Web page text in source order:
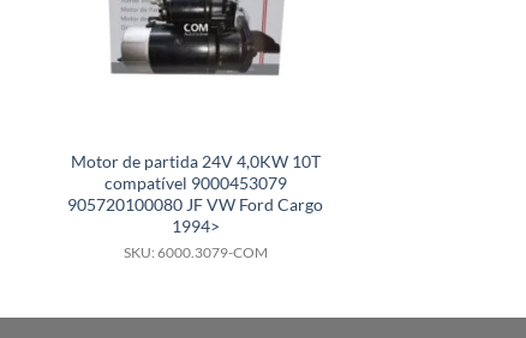
Motor de partida 24V 4,0KW 10T
compatível 9000453079
905720100080 JF VW Ford Cargo
1994>
SKU: 6000.3079-COM